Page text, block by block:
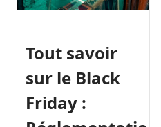
Tout savoir
sur le Black
Friday :